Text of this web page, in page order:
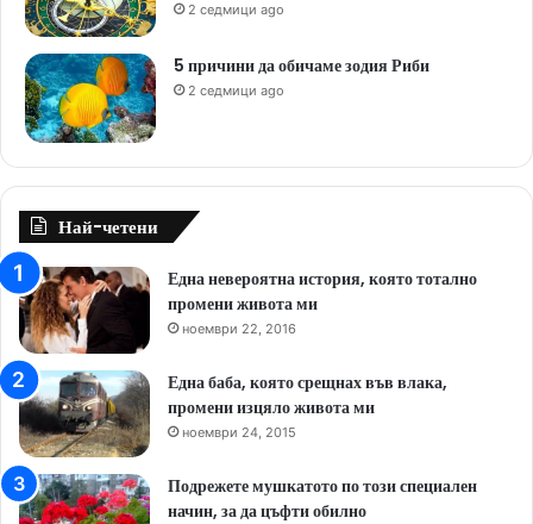
2 седмици ago
5 причини да обичаме зодия Риби
2 седмици ago
Най-четени
Една невероятна история, която тотално
промени живота ми
ноември 22, 2016
Една баба, която срещнах във влака,
промени изцяло живота ми
ноември 24, 2015
Подрежете мушкатото по този специален
начин, за да цъфти обилно